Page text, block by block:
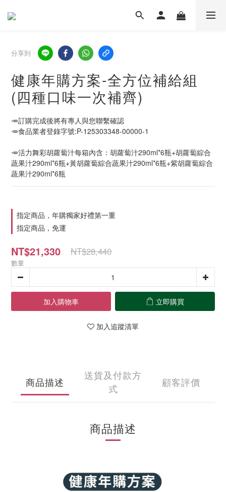
分享到
健康年購方案-全方位補給組
(四種口味一次補齊)
🥕訂購完成後將有專人與您聯繫確認
🥕食品業者登錄字號:P-125303348-00000-1
🥕活力舞彩胡蘿蔔汁每箱內含：胡蘿蔔汁290ml*6瓶+胡蘿蔔綜合
蔬果汁290ml*6瓶+黃胡蘿蔔綜合蔬果汁290ml*6瓶+紫胡蘿蔔綜合
蔬果汁290ml*6瓶
指定商品，年購獨家好禮第一重
指定商品，免運
NT$21,330 NT$28,440
數量
加入購物車 立即購買
加入追蹤清單
商品描述
送貨及付款方
式
顧客評價
商品描述